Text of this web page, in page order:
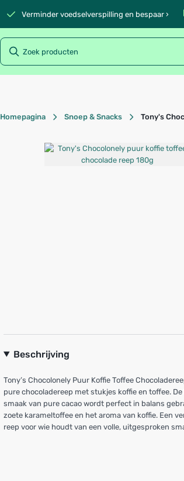
Verminder voedselverspilling en bespaar ›
Homepagina Snoep & Snacks Tony's
Beschrijving
Tony’s Chocolonely Puur Koffie Toffee
pure chocoladereep met stukjes koffie en toffee.
smaak van pure cacao wordt perfect in balans
zoete karameltoffee en het aroma van koffie. Een
reep voor wie houdt van een volle, uitgesproken